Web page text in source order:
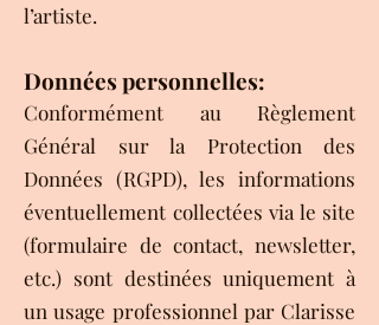
l’artiste.
Données personnelles:
Conformément au Règlement
Général sur la Protection des
Données (RGPD), les informations
éventuellement collectées via le site
(formulaire de contact, newsletter,
etc.) sont destinées uniquement à
un usage professionnel par Clarisse